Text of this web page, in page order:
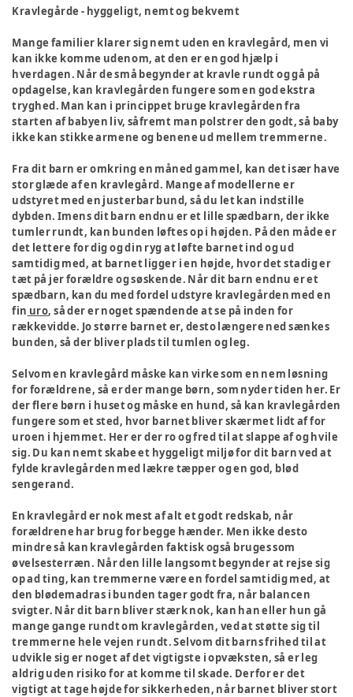
Kravlegårde - hyggeligt, nemt og bekvemt
Mange familier klarer sig nemt uden en kravlegård, men vi
kan ikke komme udenom, at den er en god hjælp i
hverdagen. Når de små begynder at kravle rundt og gå på
opdagelse, kan kravlegården fungere som en god ekstra
tryghed. Man kan i princippet bruge kravlegården fra
starten af babyen liv, såfremt man polstrer den godt, så baby
ikke kan stikke armene og benene ud mellem tremmerne.
Fra dit barn er omkring en måned gammel, kan det især have
stor glæde af en kravlegård. Mange af modellerne er
udstyret med en justerbar bund, så du let kan indstille
dybden. Imens dit barn endnu er et lille spædbarn, der ikke
tumler rundt, kan bunden løftes op i højden. På den måde er
det lettere for dig og din ryg at løfte barnet ind og ud
samtidig med, at barnet ligger i en højde, hvor det stadig er
tæt på jer forældre og søskende. Når dit barn endnu er et
spædbarn, kan du med fordel udstyre kravlegården med en
fin uro, så der er noget spændende at se på inden for
rækkevidde. Jo større barnet er, desto længere ned sænkes
bunden, så der bliver plads til tumlen og leg.
Selvom en kravlegård måske kan virke som en nem løsning
for forældrene, så er der mange børn, som nyder tiden her. Er
der flere børn i huset og måske en hund, så kan kravlegården
fungere som et sted, hvor barnet bliver skærmet lidt af for
uroen i hjemmet. Her er der ro og fred til at slappe af og hvile
sig. Du kan nemt skabe et hyggeligt miljø for dit barn ved at
fylde kravlegården med lækre tæpper og en god, blød
sengerand.
En kravlegård er nok mest af alt et godt redskab, når
forældrene har brug for begge hænder. Men ikke desto
mindre så kan kravlegården faktisk også bruges som
øvelsesterræn. Når den lille langsomt begynder at rejse sig
op ad ting, kan tremmerne være en fordel samtidig med, at
den blødemadras i bunden tager godt fra, når balancen
svigter. Når dit barn bliver stærk nok, kan han eller hun gå
mange gange rundt om kravlegården, ved at støtte sig til
tremmerne hele vejen rundt. Selvom dit barns frihed til at
udvikle sig er noget af det vigtigste i opvæksten, så er leg
aldrig uden risiko for at komme til skade. Derfor er det
vigtigt at tage højde for sikkerheden, når barnet bliver stort